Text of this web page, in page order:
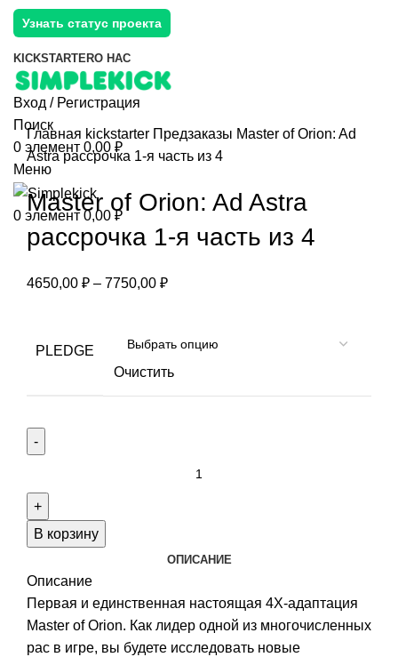
Узнать статус проекта
KICKSTARTERО НАС
Вход / Регистрация
Поиск
0 элемент 0,00 ₽
Меню
0 элемент 0,00₽
Главная kickstarter Предзаказы Master of Orion: Ad
Astra рассрочка 1-я часть из 4
Master of Orion: Ad Astra
рассрочка 1-я часть из 4
4650,00 ₽ – 7750,00 ₽
PLEDGE
Очистить
Master
of
Ad
Astra
рассрочка
1-
В корзину
ОПИСАНИЕ
Описание
Первая и единственная настоящая 4X-адаптация
Master of Orion. Как лидер одной из многочисленных
рас в игре, вы будете исследовать новые